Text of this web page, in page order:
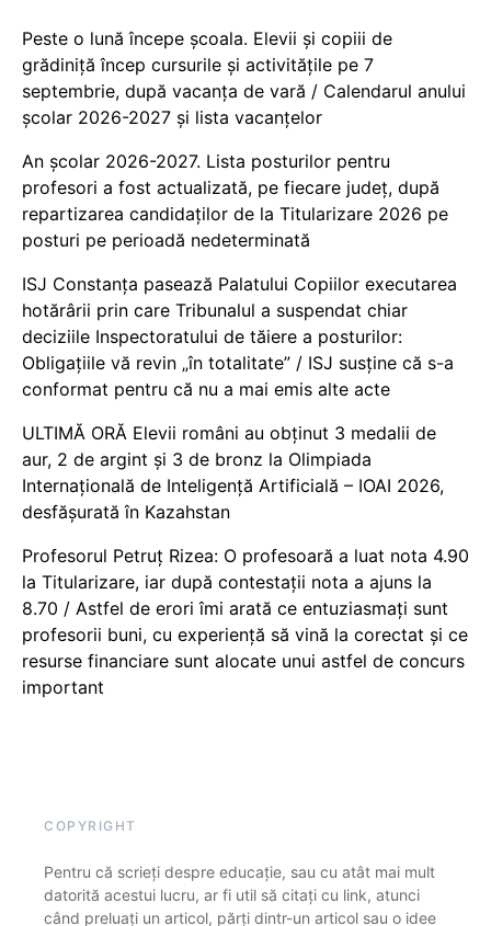
Peste o lună începe școala. Elevii și copiii de
grădiniță încep cursurile și activitățile pe 7
septembrie, după vacanța de vară / Calendarul anului
școlar 2026-2027 și lista vacanțelor
An școlar 2026-2027. Lista posturilor pentru
profesori a fost actualizată, pe fiecare județ, după
repartizarea candidaților de la Titularizare 2026 pe
posturi pe perioadă nedeterminată
ISJ Constanța pasează Palatului Copiilor executarea
hotărârii prin care Tribunalul a suspendat chiar
deciziile Inspectoratului de tăiere a posturilor:
Obligațiile vă revin „în totalitate” / ISJ susține că s-a
conformat pentru că nu a mai emis alte acte
ULTIMĂ ORĂ Elevii români au obținut 3 medalii de
aur, 2 de argint și 3 de bronz la Olimpiada
Internațională de Inteligență Artificială – IOAI 2026,
desfășurată în Kazahstan
Profesorul Petruț Rizea: O profesoară a luat nota 4.90
la Titularizare, iar după contestații nota a ajuns la
8.70 / Astfel de erori îmi arată ce entuziasmați sunt
profesorii buni, cu experiență să vină la corectat și ce
resurse financiare sunt alocate unui astfel de concurs
important
COPYRIGHT
Pentru că scrieți despre educație, sau cu atât mai mult
datorită acestui lucru, ar fi util să citați cu link, atunci
când preluați un articol, părți dintr-un articol sau o idee